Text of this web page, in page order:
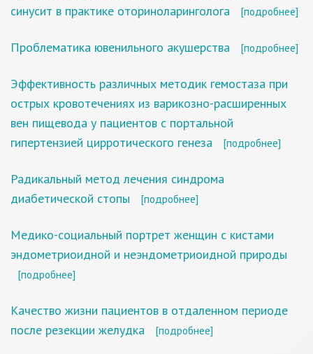
синусит в практике оториноларинголога
[подробнее]
Проблематика ювенильного акушерства [подробнее]
Эффективность различных методик гемостаза при
острых кровотечениях из варикозно-расширенных
вен пищевода у пациентов с портальной
гипертензией цирротического генеза
[подробнее]
Радикальный метод лечения синдрома
диабетической стопы
[подробнее]
Медико-социальный портрет женщин с кистами
эндометриоидной и неэндометриоидной природы
[подробнее]
Качество жизни пациентов в отдаленном периоде
после резекции желудка
[подробнее]